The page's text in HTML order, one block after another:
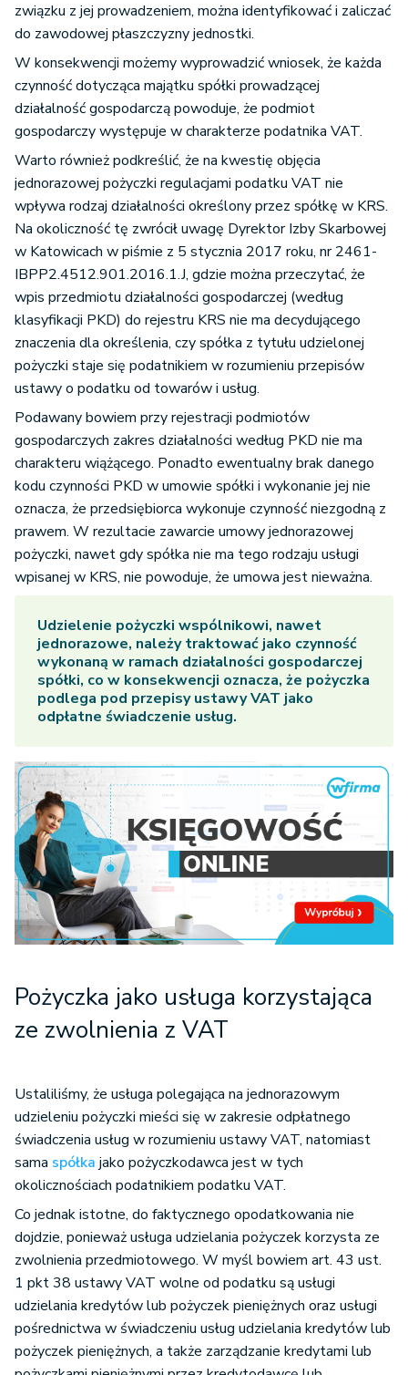
związku z jej prowadzeniem, można identyfikować i zaliczać
do zawodowej płaszczyzny jednostki.
W konsekwencji możemy wyprowadzić wniosek, że każda
czynność dotycząca majątku spółki prowadzącej
działalność gospodarczą powoduje, że podmiot
gospodarczy występuje w charakterze podatnika VAT.
Warto również podkreślić, że na kwestię objęcia
jednorazowej pożyczki regulacjami podatku VAT nie
wpływa rodzaj działalności określony przez spółkę w KRS.
Na okoliczność tę zwrócił uwagę Dyrektor Izby Skarbowej
w Katowicach w piśmie z 5 stycznia 2017 roku, nr 2461-
IBPP2.4512.901.2016.1.J, gdzie można przeczytać, że
wpis przedmiotu działalności gospodarczej (według
klasyfikacji PKD) do rejestru KRS nie ma decydującego
znaczenia dla określenia, czy spółka z tytułu udzielonej
pożyczki staje się podatnikiem w rozumieniu przepisów
ustawy o podatku od towarów i usług.
Podawany bowiem przy rejestracji podmiotów
gospodarczych zakres działalności według PKD nie ma
charakteru wiążącego. Ponadto ewentualny brak danego
kodu czynności PKD w umowie spółki i wykonanie jej nie
oznacza, że przedsiębiorca wykonuje czynność niezgodną z
prawem. W rezultacie zawarcie umowy jednorazowej
pożyczki, nawet gdy spółka nie ma tego rodzaju usługi
wpisanej w KRS, nie powoduje, że umowa jest nieważna.
Udzielenie pożyczki wspólnikowi, nawet
jednorazowe, należy traktować jako czynność
wykonaną w ramach działalności gospodarczej
spółki, co w konsekwencji oznacza, że pożyczka
podlega pod przepisy ustawy VAT jako
odpłatne świadczenie usług.
Pożyczka jako usługa korzystająca
ze zwolnienia z VAT
Ustaliliśmy, że usługa polegająca na jednorazowym
udzieleniu pożyczki mieści się w zakresie odpłatnego
świadczenia usług w rozumieniu ustawy VAT, natomiast
sama spółka jako pożyczkodawca jest w tych
okolicznościach podatnikiem podatku VAT.
Co jednak istotne, do faktycznego opodatkowania nie
dojdzie, ponieważ usługa udzielania pożyczek korzysta ze
zwolnienia przedmiotowego. W myśl bowiem art. 43 ust.
1 pkt 38 ustawy VAT wolne od podatku są usługi
udzielania kredytów lub pożyczek pieniężnych oraz usługi
pośrednictwa w świadczeniu usług udzielania kredytów lub
pożyczek pieniężnych, a także zarządzanie kredytami lub